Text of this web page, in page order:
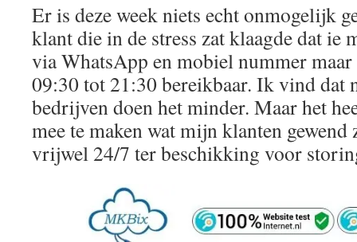
Er is deze week niets echt onmogelijk
klant die in de stress zat klaagde dat ie
via WhatsApp en mobiel nummer
09:30 tot 21:30 bereikbaar. Ik vind dat
bedrijven doen het minder. Maar het
mee te maken wat mijn klanten
vrijwel 24/7 ter beschikking voor